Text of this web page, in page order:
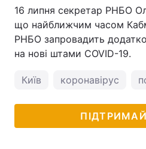
16 липня секретар РНБО
що найближчим часом
РНБО запровадить
на нові штами COVID-19.
Київ коронавірус